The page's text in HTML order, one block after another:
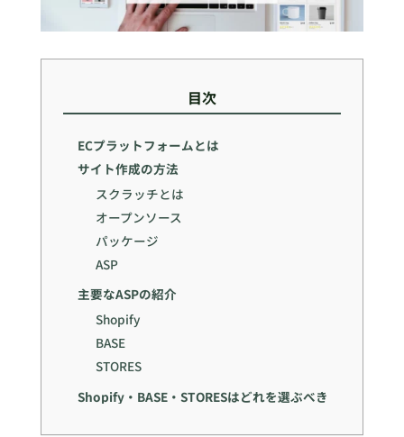
目次
ECプラットフォームとは
サイト作成の方法
スクラッチとは
オープンソース
パッケージ
ASP
主要なASPの紹介
Shopify
BASE
STORES
Shopify・BASE・STORESはどれを選ぶべき